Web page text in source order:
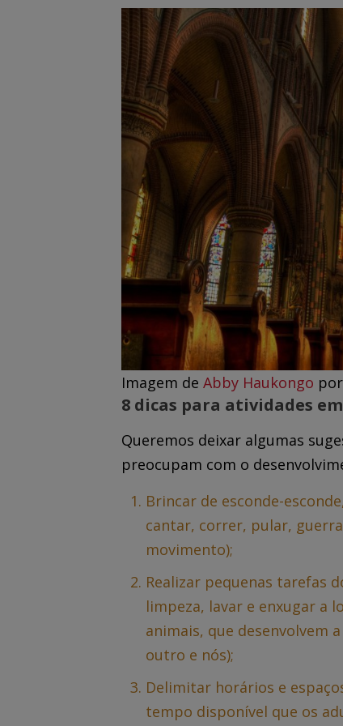
Imagem deAbby Haukongo por
8 dicas para atividades
Queremos deixar algumas
preocupam com o
Brincar de esconde-
cantar, correr, pular,
movimento);
Realizar pequenas tarefas
limpeza, lavar e enxugar a
animais, que desenvolvem
outro e nós);
Delimitar horários e
tempo disponível que os